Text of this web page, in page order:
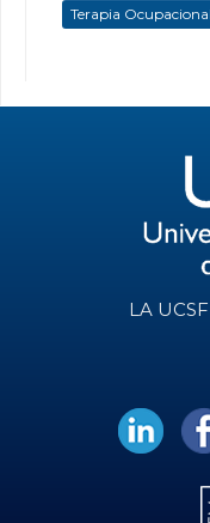
Terapia Ocupacional
LA UCSF